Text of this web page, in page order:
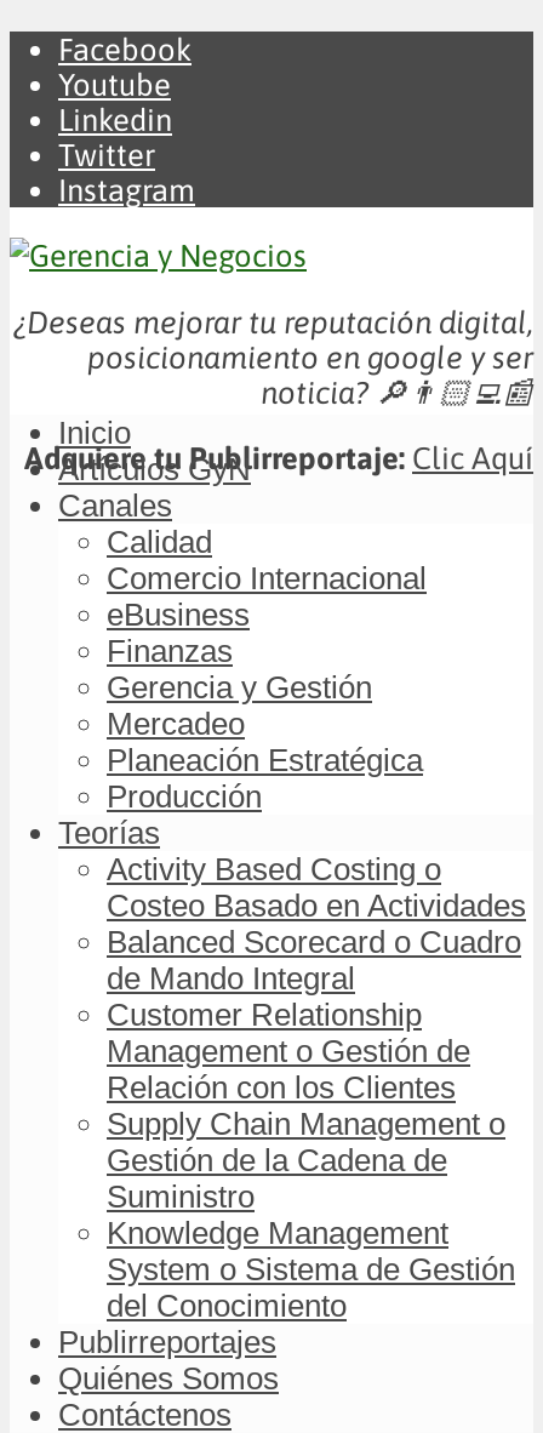
Facebook
Youtube
Linkedin
Twitter
Instagram
¿Deseas mejorar tu reputación digital,
posicionamiento en google y ser
noticia? 🔎👨🏻‍💻📰
Adquiere tu Publirreportaje: Clic Aquí
Inicio
Artículos GyN
Canales
Calidad
Comercio Internacional
eBusiness
Finanzas
Gerencia y Gestión
Mercadeo
Planeación Estratégica
Producción
Teorías
Activity Based Costing o
Costeo Basado en Actividades
Balanced Scorecard o Cuadro
de Mando Integral
Customer Relationship
Management o Gestión de
Relación con los Clientes
Supply Chain Management o
Gestión de la Cadena de
Suministro
Knowledge Management
System o Sistema de Gestión
del Conocimiento
Publirreportajes
Quiénes Somos
Contáctenos